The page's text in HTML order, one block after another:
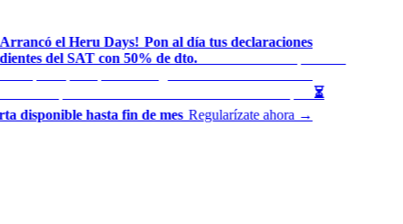
el Heru Days!◆
Pon al día tus declaraciones
del SAT con 50% de dto.◆
⏳
disponible hasta fin de mes◆ Regularízate ahora →